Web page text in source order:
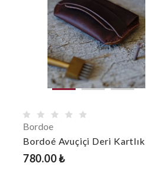
Bordoe
Bordoé Avuçiçi Deri Kartlık
780.00 ₺